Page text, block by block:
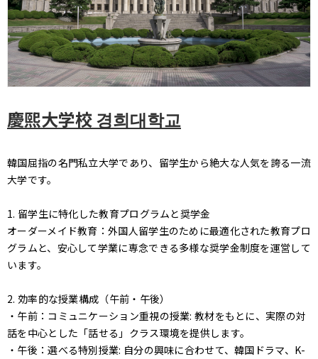
慶煕大学校 경희대학교
韓国屈指の名門私立大学であり、留学生から絶大な人気を誇る一流
大学です。
1. 留学生に特化した教育プログラムと奨学金
オーダーメイド教育：外国人留学生のために最適化された教育プロ
グラムと、安心して学業に専念できる多様な奨学金制度を運営して
います。
2. 効率的な授業構成（午前・午後）
・午前：コミュニケーション重視の授業: 教材をもとに、実際の対
話を中心とした「話せる」クラス環境を提供します。
・午後：選べる特別授業: 自分の興味に合わせて、韓国ドラマ、K-